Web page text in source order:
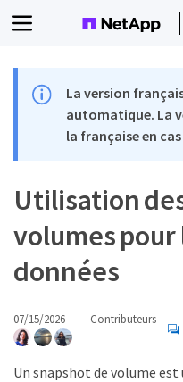
La version
automatique. La
la française en
Utilisation
volumes
données
07/15/2026 Contributeurs
Un snapshot de volume